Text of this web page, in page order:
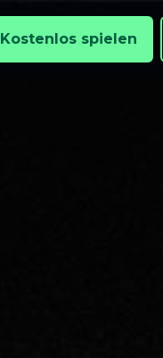
Kostenlos spielen